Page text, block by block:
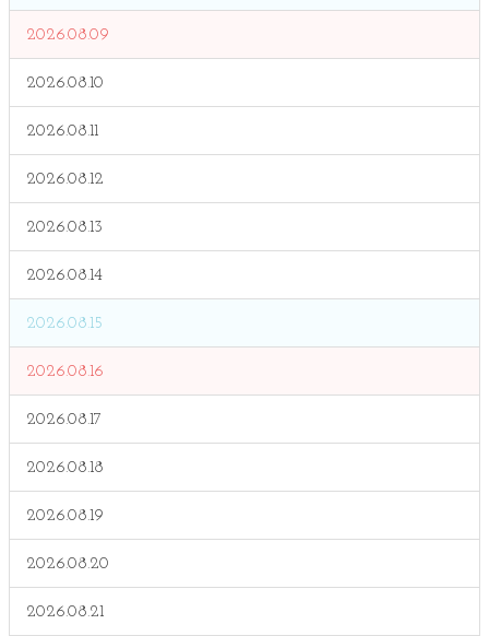
2026.08.09
2026.08.10
2026.08.11
2026.08.12
2026.08.13
2026.08.14
2026.08.15
2026.08.16
2026.08.17
2026.08.18
2026.08.19
2026.08.20
2026.08.21